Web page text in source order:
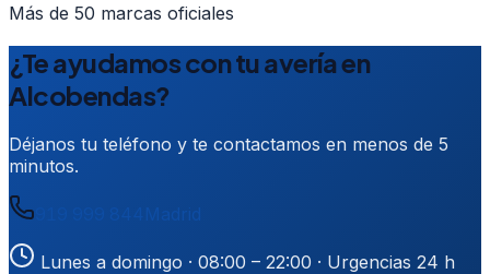
Más de 50 marcas oficiales
¿Te ayudamos con tu avería en
Alcobendas?
Déjanos tu teléfono y te contactamos en menos de 5
minutos.
Madrid
Lunes a domingo · 08:00 – 22:00 · Urgencias 24 h